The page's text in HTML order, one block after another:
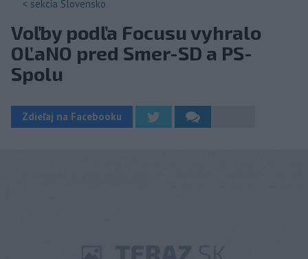
< sekcia Slovensko
Voľby podľa Focusu vyhralo
OĽaNO pred Smer-SD a PS-
Spolu
Zdieľaj na Facebooku